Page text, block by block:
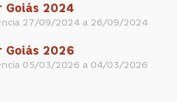
Goiás 2024
27/09/2024 a 26/09/2024
Goiás 2026
05/03/2026 a 04/03/2026